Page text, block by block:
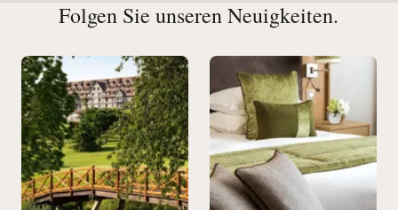
Folgen Sie unseren Neuigkeiten.